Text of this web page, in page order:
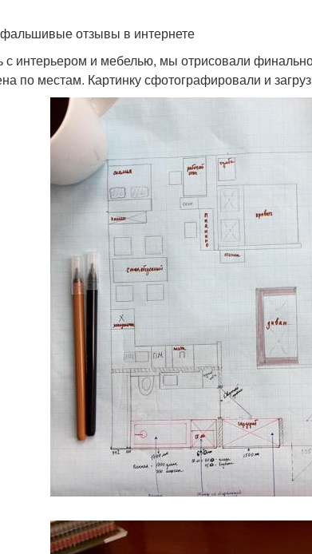
фальшивые отзывы в интернете
интерьером и мебелью, мы отрисовали
по местам. Картинку сфотографировали и